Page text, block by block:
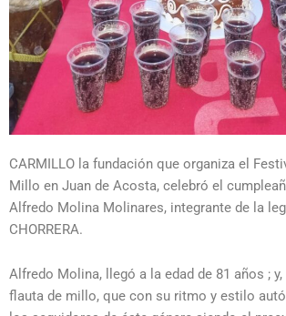
CARMILLO la fundación que organiza el
Millo en Juan de Acosta, celebró el
Alfredo Molina Molinares, integrante de la
CHORRERA.
Alfredo Molina, llegó a la edad de 81 años ;
flauta de millo, que con su ritmo y estilo